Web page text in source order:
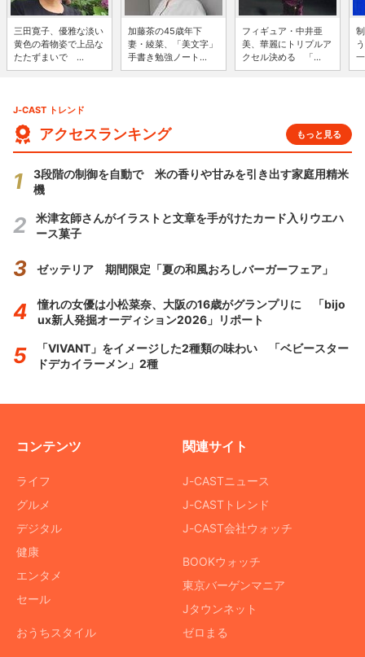
三田寛子、優雅な淡い
黄色の着物姿で上品な
たたずまいで ...
加藤茶の45歳年下
妻・綾菜、「美文字」
手書き勉強ノート...
フィギュア・中井亜
美、華麗にトリプルア
クセル決める 「...
J-CAST トレンド
アクセスランキング もっと見る
3段階の制御を自動で 米の香りや甘みを引き出す家庭用精米
機
米津玄師さんがイラストと文章を手がけたカード入りウエハ
ース菓子
ゼッテリア 期間限定「夏の和風おろしバーガーフェア」
憧れの女優は小松菜奈、大阪の16歳がグランプリに 「bijo
ux新人発掘オーディション2026」リポート
「VIVANT」をイメージした2種類の味わい 「ベビースター
ドデカイラーメン」2種
コンテンツ
ライフ
グルメ
デジタル
健康
エンタメ
セール
おうちスタイル
関連サイト
J-CASTニュース
J-CASTトレンド
J-CAST会社ウォッチ
BOOKウォッチ
東京バーゲンマニア
Jタウンネット
ゼロまる